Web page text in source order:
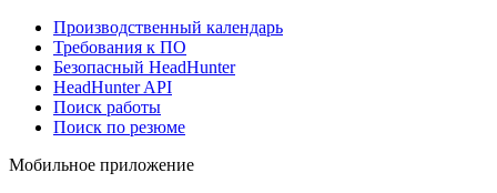
Производственный календарь
Требования к ПО
Безопасный HeadHunter
HeadHunter API
Поиск работы
Поиск по резюме
Мобильное приложение